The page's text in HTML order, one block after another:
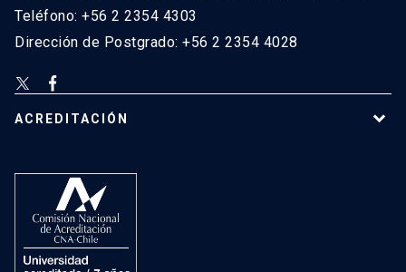
Teléfono: +56 2 2354 4303
Dirección de Postgrado: +56 2 2354 4028
ACREDITACIÓN